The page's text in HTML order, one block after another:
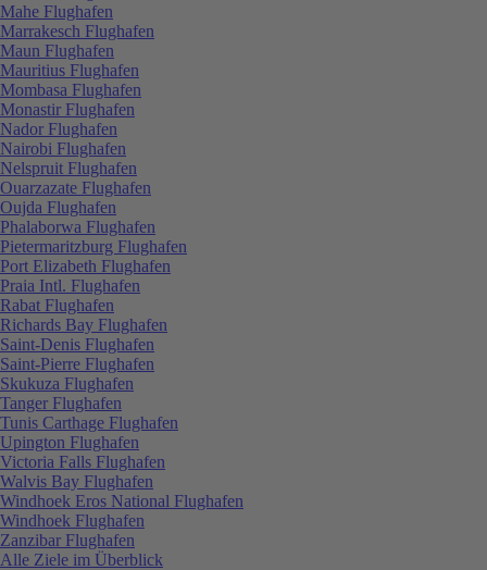
Mahe Flughafen
Marrakesch Flughafen
Maun Flughafen
Mauritius Flughafen
Mombasa Flughafen
Monastir Flughafen
Nador Flughafen
Nairobi Flughafen
Nelspruit Flughafen
Ouarzazate Flughafen
Oujda Flughafen
Phalaborwa Flughafen
Pietermaritzburg Flughafen
Port Elizabeth Flughafen
Praia Intl. Flughafen
Rabat Flughafen
Richards Bay Flughafen
Saint-Denis Flughafen
Saint-Pierre Flughafen
Skukuza Flughafen
Tanger Flughafen
Tunis Carthage Flughafen
Upington Flughafen
Victoria Falls Flughafen
Walvis Bay Flughafen
Windhoek Eros National Flughafen
Windhoek Flughafen
Zanzibar Flughafen
Alle Ziele im Überblick